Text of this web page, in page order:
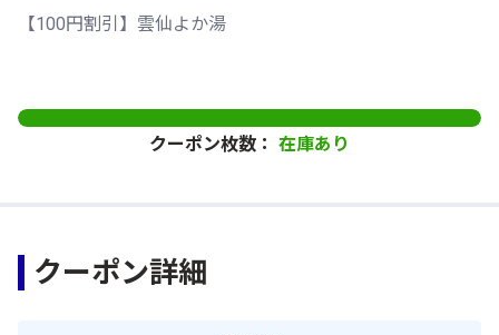
【100円割引】雲仙よか湯
クーポン枚数： 在庫あり
クーポン詳細